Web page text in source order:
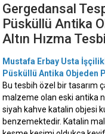
Gergedansal
Püsküllü Antika
Altın Hızma
Mustafa Erbay Usta
Püsküllü Antika Objeden
Bu tesbih özel bir tasarım
malzeme olan eski antika
siyah kahve katalin objesi
benzemektedir. Katalin